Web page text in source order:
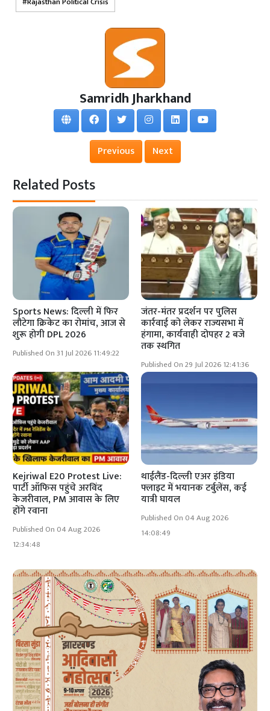
Samridh Jharkhand
Previous Next
Related Posts
Sports News: दिल्ली में फिर
लौटेगा क्रिकेट का रोमांच, आज से
शुरू होगी DPL 2026
Published On 31 Jul 2026 11:49:22
जंतर-मंतर प्रदर्शन पर पुलिस
कार्रवाई को लेकर राज्यसभा में
हंगामा, कार्यवाही दोपहर 2 बजे
तक स्थगित
Published On 29 Jul 2026 12:41:36
Kejriwal E20 Protest Live:
पार्टी ऑफिस पहुंचे अरविंद
केजरीवाल, PM आवास के लिए
होंगे रवाना
Published On 04 Aug 2026
12:34:48
थाईलैंड-दिल्ली एअर इंडिया
फ्लाइट में भयानक टर्बुलेंस, कई
यात्री घायल
Published On 04 Aug 2026
14:08:49